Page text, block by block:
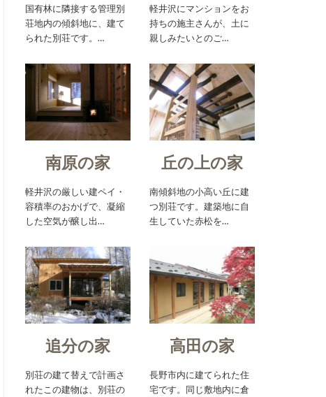
国有林に隣接する管理別
荘地内の傾斜地に、建て
られた別荘です。…
軽井沢にマンションをお
持ちの施主さんが、土に
親しみたいとのご…
南原の家
軽井沢の厳しい建ペイ・
容積率のおかげで、凝縮
した空気が醸し出…
丘の上の家
南傾斜地の小高い丘に建
つ別荘です。建築地に自
生していた赤松を…
追分の家
別荘の建て替えで計画さ
れたこの建物は、別荘の
高田の家
長野市内に建てられた住
宅です。同じ敷地内に倉